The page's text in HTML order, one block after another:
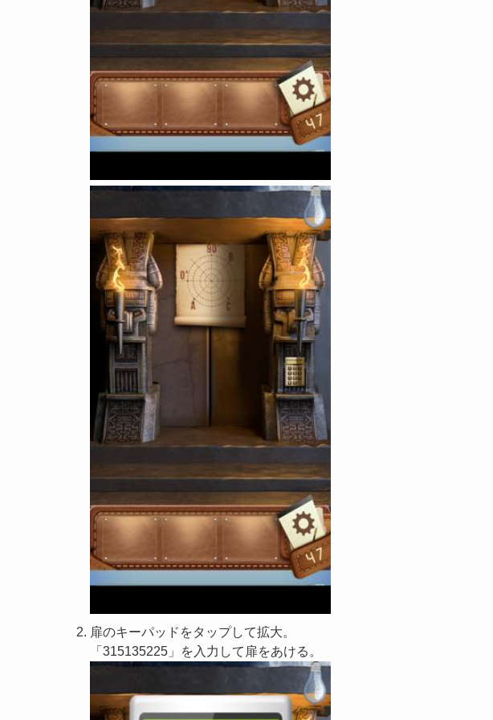
扉のキーパッドをタップして拡大。
「315135225」を入力して扉をあける。